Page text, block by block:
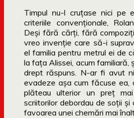
Timpul nu-l cruţase nici pe
criteriile convenţionale,
Deşi fără cărţi, fără
vreo invenţie care să-i
el familia pentru metrul ei de
la faţa Alissei, acum familiară,
drept răspuns. N-ar fi avut
evadeze aşa cum făcuse ea,
plăteau ulterior un preţ
scriitorilor debordau de soţii şi
favoarea unei chemări mai